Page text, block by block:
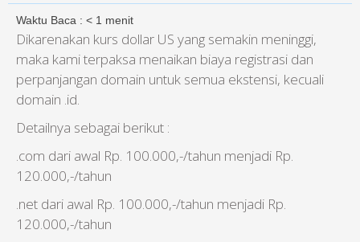
Waktu Baca : < 1 menit
Dikarenakan kurs dollar US yang semakin meninggi,
maka kami terpaksa menaikan biaya registrasi dan
perpanjangan domain untuk semua ekstensi, kecuali
domain .id.
Detailnya sebagai berikut :
.com dari awal Rp. 100.000,-/tahun menjadi Rp.
120.000,-/tahun
.net dari awal Rp. 100.000,-/tahun menjadi Rp.
120.000,-/tahun